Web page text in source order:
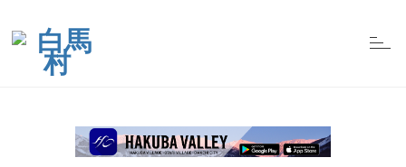
t
o